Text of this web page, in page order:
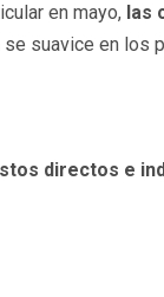
en mayo, las
suavice en los
directos e